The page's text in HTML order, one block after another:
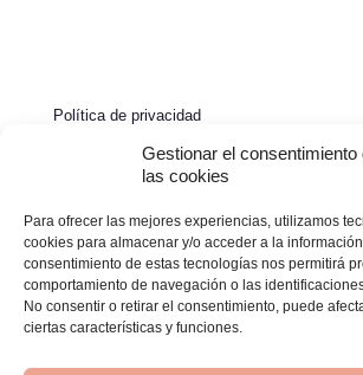
Gestionar el consentimiento
las cookies
Para ofrecer las mejores experiencias, utilizamos
cookies para almacenar y/o acceder a la
consentimiento de estas tecnologías nos permitirá
comportamiento de navegación o las
No consentir o retirar el consentimiento, puede
ciertas características y funciones.
Política de privacidad
Política de cookies
Declaración de accesibilidad